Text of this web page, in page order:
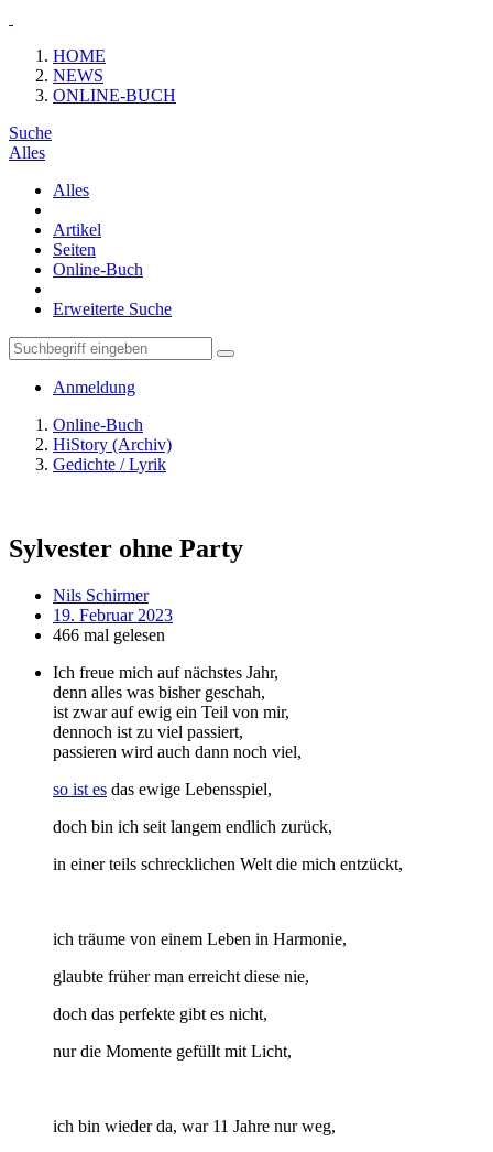
HOME
NEWS
ONLINE-BUCH
Suche
Alles
Alles
Artikel
Seiten
Online-Buch
Erweiterte Suche
Anmeldung
Online-Buch
HiStory (Archiv)
Gedichte / Lyrik
Sylvester ohne Party
Nils Schirmer
19. Februar 2023
466 mal gelesen
Ich freue mich auf nächstes Jahr,
denn alles was bisher geschah,
ist zwar auf ewig ein Teil von mir,
dennoch ist zu viel passiert,
passieren wird auch dann noch viel,
so ist es das ewige Lebensspiel,
doch bin ich seit langem endlich zurück,
in einer teils schrecklichen Welt die mich entzückt,
ich träume von einem Leben in Harmonie,
glaubte früher man erreicht diese nie,
doch das perfekte gibt es nicht,
nur die Momente gefüllt mit Licht,
ich bin wieder da, war 11 Jahre nur weg,